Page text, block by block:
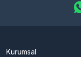
Kurumsal